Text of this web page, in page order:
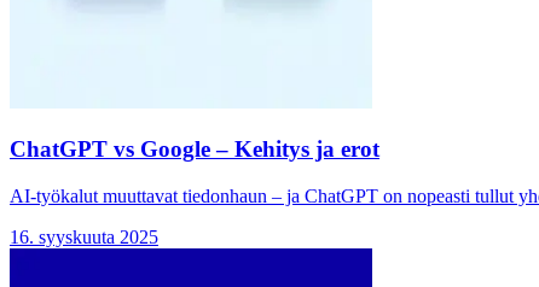
ChatGPT vs Google – Kehitys ja erot
AI-työkalut muuttavat tiedonhaun – ja ChatGPT on nopeasti tullut
16. syyskuuta 2025